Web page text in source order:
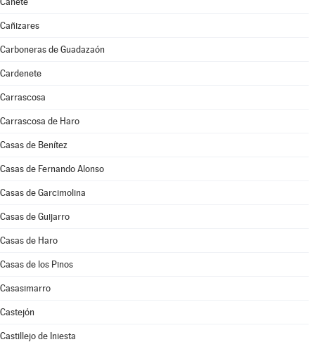
Cañizares
Carboneras de Guadazaón
Cardenete
Carrascosa
Carrascosa de Haro
Casas de Benítez
Casas de Fernando Alonso
Casas de Garcimolina
Casas de Guijarro
Casas de Haro
Casas de los Pinos
Casasimarro
Castejón
Castillejo de Iniesta